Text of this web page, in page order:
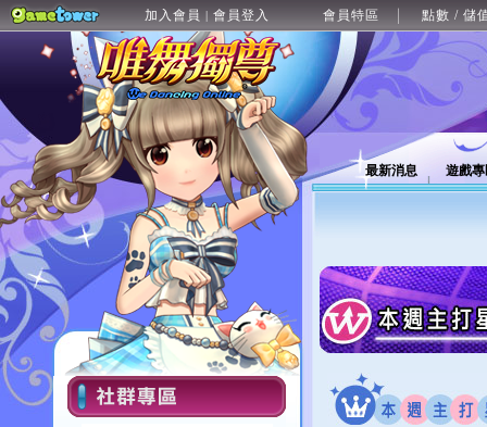
加入會員 | 會員登入 會員特區 點數 / 儲
最新消息 遊戲